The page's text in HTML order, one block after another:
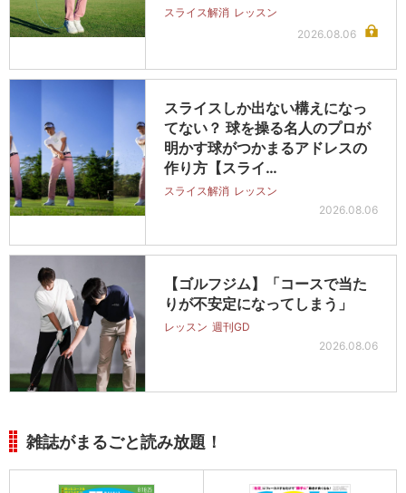
スライス解消 レッスン
2026.08.06
スライスしか出ない構えになっ
てない？ 球を操る名人のプロが
明かす球がつかまるアドレスの
作り方【スライ…
スライス解消 レッスン
2026.08.06
【ゴルフジム】「コースで当た
りが不安定になってしまう」
レッスン 週刊GD
2026.08.06
雑誌がまるごと読み放題！